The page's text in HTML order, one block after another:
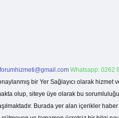
forumhizmeti@gmail.com Whatsapp: 0262
bir Yer Sağlayıcı olarak
olup, siteye üye olarak bu
Burada yer alan içerikler